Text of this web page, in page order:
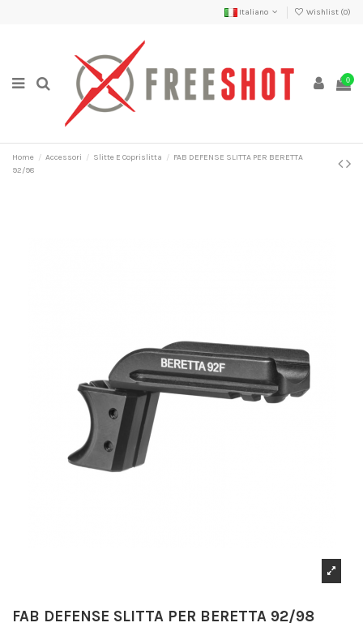
Italiano Wishlist (0)
0
Home Accessori Slitte E Coprislitta
FAB DEFENSE SLITTA PER BERETTA
92/98
FAB DEFENSE SLITTA PER BERETTA 92/98